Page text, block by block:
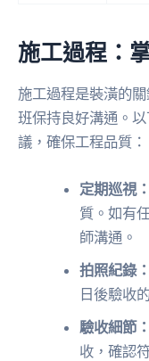
施工過程：
施工過程是裝潢的
班保持良好溝通。
議，確保工程品質：
定期巡視：
質。如有
師溝通。
拍照紀錄
日後驗收
驗收細節
收，確認